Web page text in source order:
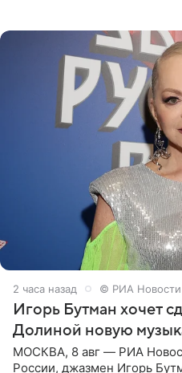
2 часа назад © РИА Новости
Игорь Бутман хочет
Долиной новую
МОСКВА, 8 авг — РИА
России, джазмен Игорь